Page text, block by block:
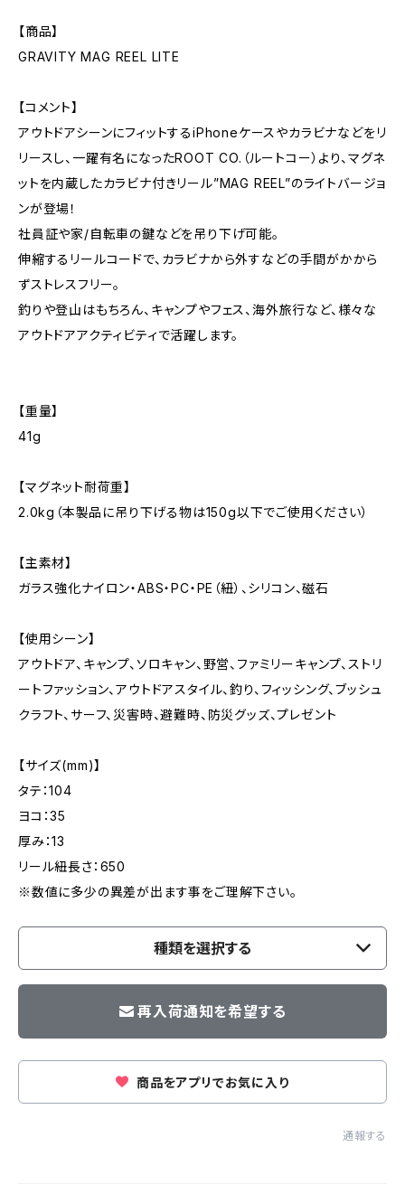
【商品】
GRAVITY MAG REEL LITE
【コメント】
アウトドアシーンにフィットするiPhoneケースやカラビナなどをリ
リースし、一躍有名になったROOT CO.（ルートコー）より、マグネ
ットを内蔵したカラビナ付きリール”MAG REEL”のライトバージョ
ンが登場！
社員証や家/自転車の鍵などを吊り下げ可能。
伸縮するリールコードで、カラビナから外すなどの手間がかから
ずストレスフリー。
釣りや登山はもちろん、キャンプやフェス、海外旅行など、様々な
アウトドアアクティビティで活躍します。
【重量】
41g
【マグネット耐荷重】
2.0kg（本製品に吊り下げる物は150g以下でご使用ください）
【主素材】
ガラス強化ナイロン・ABS・PC・PE（紐）、シリコン、磁石
【使用シーン】
アウトドア、キャンプ、ソロキャン、野営、ファミリーキャンプ、ストリ
ートファッション、アウトドアスタイル、釣り、フィッシング、ブッシュ
クラフト、サーフ、災害時、避難時、防災グッズ、プレゼント
【サイズ(mm)】
タテ：104
ヨコ：35
厚み：13
リール紐長さ：650
※数値に多少の異差が出ます事をご理解下さい。
種類を選択する
再入荷通知を希望する
商品をアプリでお気に入り
通報する